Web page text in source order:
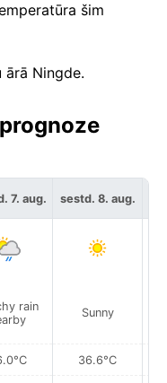
šim
ārā Ningde.
7. aug.
rain
sestd. 8. aug.
Sunny
36.6°C